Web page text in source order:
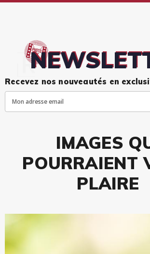
Recevez nos nouveautés en
IMAGES
POURRAIENT
PLAIRE